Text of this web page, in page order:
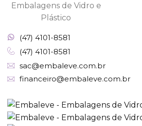
(47) 4101-8581
(47) 4101-8581
sac@embaleve.com.br
financeiro@embaleve.com.br